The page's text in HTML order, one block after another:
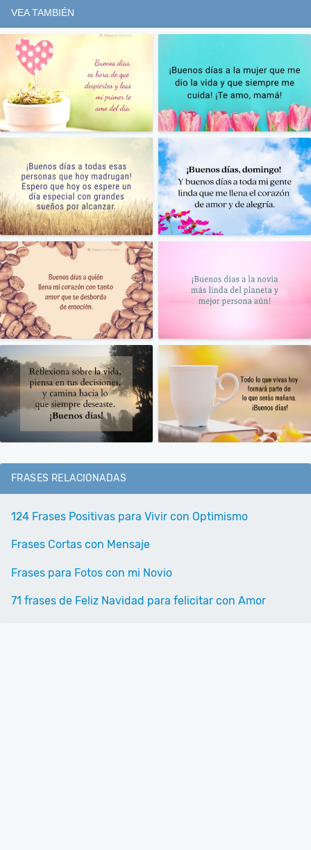
VEA TAMBIÉN
FRASES RELACIONADAS
124 Frases Positivas para Vivir con Optimismo
Frases Cortas con Mensaje
Frases para Fotos con mi Novio
71 frases de Feliz Navidad para felicitar con Amor